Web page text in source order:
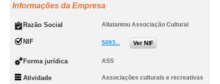
Informações da Empresa
Razão Social Allatantou Associação Cultural
NIF 5093... Ver NIF
Forma jurídica ASS
Atividade Associações culturais e recreativas